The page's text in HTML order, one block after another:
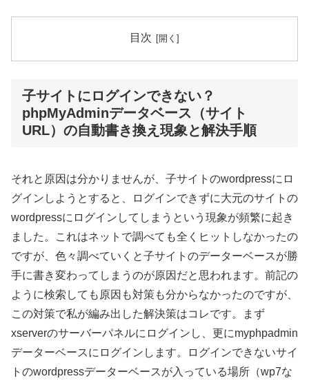
目次
子サイトにログインできない？
phpMyAdminデータベース（サイト
URL）の自動書き換え現象と解決手順
それと原因は分かりませんが、子サイトのwordpressにロ
グインしようとすると、ログインできずに大元のサイトの
wordpressにログインしてしまうという現象が頻繁に起き
ました。これはネットで調べても全くヒットしなかったの
ですが、色々調べていくと子サイトのデーターベースが勝
手に書き変わってしまうのが原因だと思われます。前記の
ように検索しても原因も対策も分からなかったのですが、
この対策で私が編み出した解決策はコレです。まず
xserverのサーバーパネルにログインし、更にmyphpadmin
データーベースにログインします。ログインできないサイ
トのwordpressデーターベースが入っている場所（wp7な